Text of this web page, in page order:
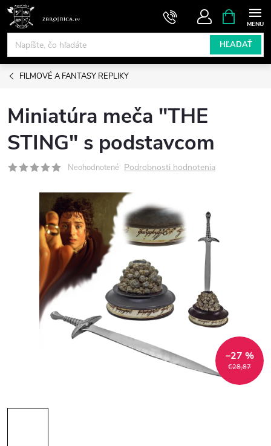
Prejsť
obsah
HĽADAŤ
KOŠÍK
FILMOVÉ A FANTASY REPLIKY
Miniatúra meča "THE
STING" s podstavcom
Neohodnotené Podrobnosti hodnotenia
€28,87
–27 %